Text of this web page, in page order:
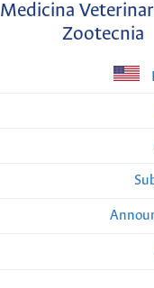
Medicina
Zootecnia